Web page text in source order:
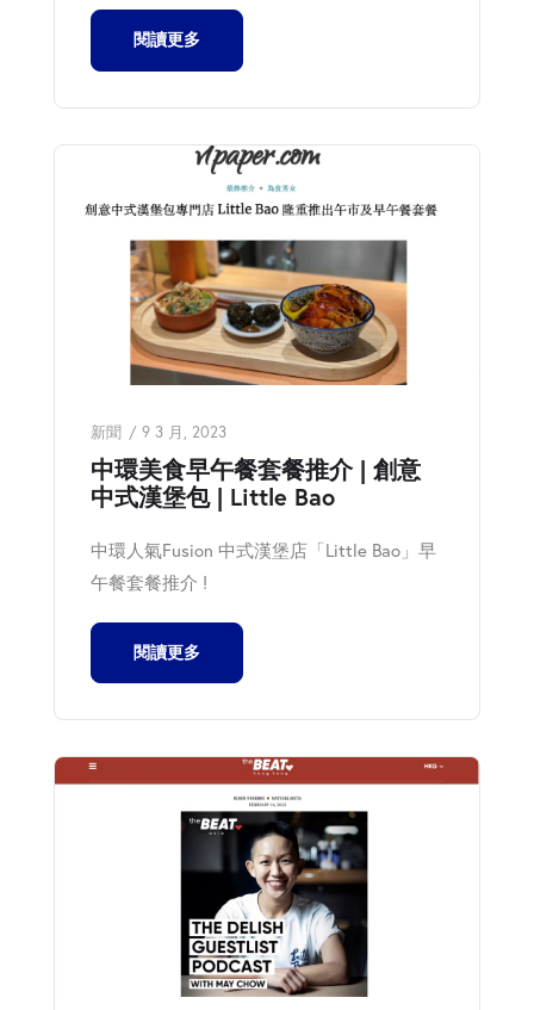
閱讀更多
新聞 9 3 月, 2023
中環美食早午餐套餐推介 | 創意
中式漢堡包 | Little Bao
中環人氣Fusion 中式漢堡店「Little Bao」早
午餐套餐推介 !
閱讀更多